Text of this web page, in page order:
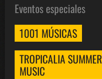
Eventos especiales
1001 MÚSICAS
TROPICALIA SUMMER
MUSIC